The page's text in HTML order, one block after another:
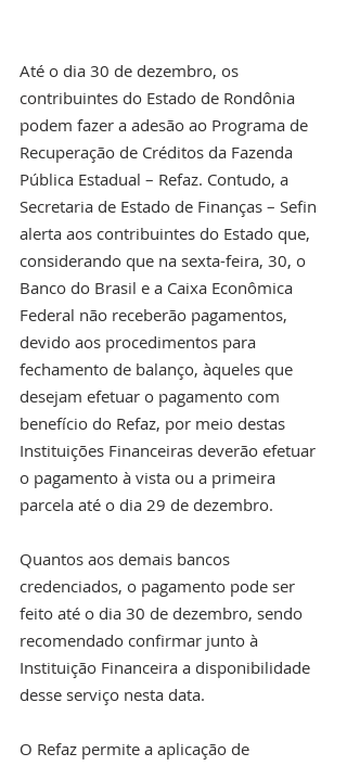
Até o dia 30 de dezembro, os
contribuintes do Estado de Rondônia
podem fazer a adesão ao Programa de
Recuperação de Créditos da Fazenda
Pública Estadual – Refaz. Contudo, a
Secretaria de Estado de Finanças – Sefin
alerta aos contribuintes do Estado que,
considerando que na sexta-feira, 30, o
Banco do Brasil e a Caixa Econômica
Federal não receberão pagamentos,
devido aos procedimentos para
fechamento de balanço, àqueles que
desejam efetuar o pagamento com
benefício do Refaz, por meio destas
Instituições Financeiras deverão efetuar
o pagamento à vista ou a primeira
parcela até o dia 29 de dezembro.
Quantos aos demais bancos
credenciados, o pagamento pode ser
feito até o dia 30 de dezembro, sendo
recomendado confirmar junto à
Instituição Financeira a disponibilidade
desse serviço nesta data.
O Refaz permite a aplicação de